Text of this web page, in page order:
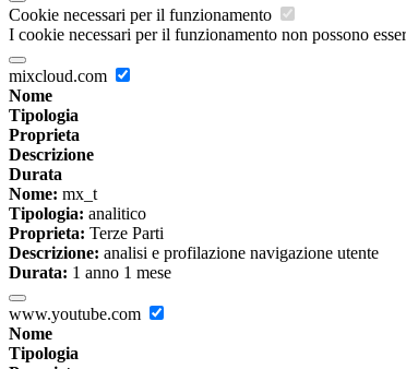
Cookie necessari per il funzionamento
I cookie necessari per il funzionamento non possono
mixcloud.com
Nome
Tipologia
Proprieta
Descrizione
Durata
Nome: mx_t
Tipologia: analitico
Proprieta: Terze Parti
Descrizione: analisi e profilazione navigazione utente
Durata: 1 anno 1 mese
www.youtube.com
Nome
Tipologia